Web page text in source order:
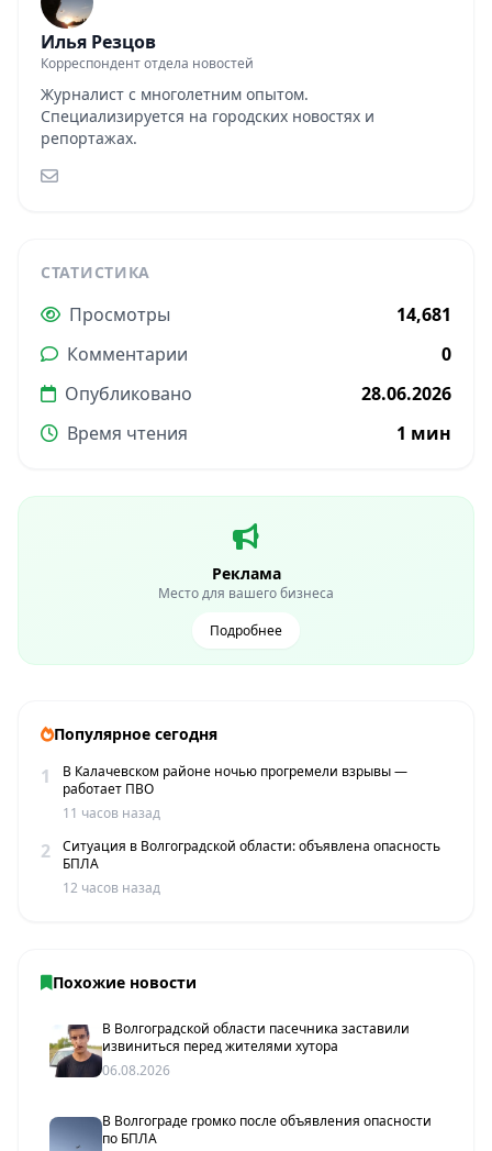
Илья Резцов
Корреспондент отдела новостей
Журналист с многолетним опытом.
Специализируется на городских новостях и
репортажах.
СТАТИСТИКА
Просмотры
14,681
Комментарии
0
Опубликовано
28.06.2026
Время чтения
1 мин
Реклама
Место для вашего бизнеса
Подробнее
Популярное сегодня
1
В Калачевском районе ночью прогремели взрывы —
работает ПВО
11 часов назад
2
Ситуация в Волгоградской области: объявлена опасность
БПЛА
12 часов назад
Похожие новости
В Волгоградской области пасечника заставили
извиниться перед жителями хутора
06.08.2026
В Волгограде громко после объявления опасности
по БПЛА